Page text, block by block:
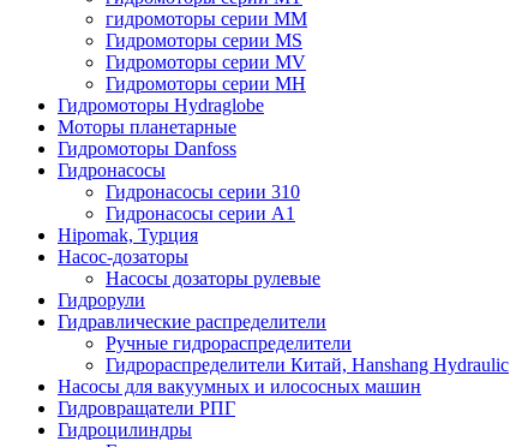
гидромоторы серии MM
Гидромоторы серии MS
Гидромоторы серии MV
Гидромоторы серии MH
Гидромоторы Hydraglobe
Моторы планетарные
Гидромоторы Danfoss
Гидронасосы
Гидронасосы серии 310
Гидронасосы серии А1
Hipomak, Турция
Насос-дозаторы
Насосы дозаторы рулевые
Гидрорули
Гидравлические распределители
Ручные гидрораспределители
Гидрораспределители Китай, Hanshang Hydraulic
Насосы для вакуумных и илососных машин
Гидровращатели РПГ
Гидроцилиндры